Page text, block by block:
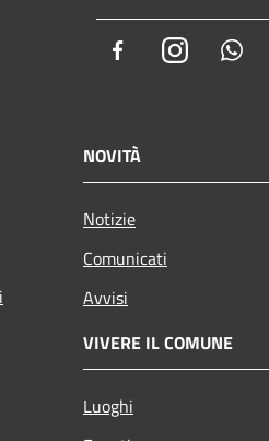
FacebookInstagram
NOVITÀ
Notizie
Comunicati
Avvisi
VIVERE IL COMUNE
Luoghi